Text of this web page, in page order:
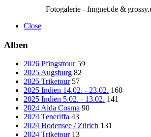
Fotogalerie - fmgnet.de &
Close
Alben
2026 Pfingsttour 59
2025 Augsburg 82
2025 Triketour 57
2025 Indien 14.02. - 23.02. 160
2025 Indien 5.02. - 13.02. 141
2024 Aida Cosma 90
2024 Teneriffa 43
2024 Bodensee / Zürich 131
2024 Triketour 13